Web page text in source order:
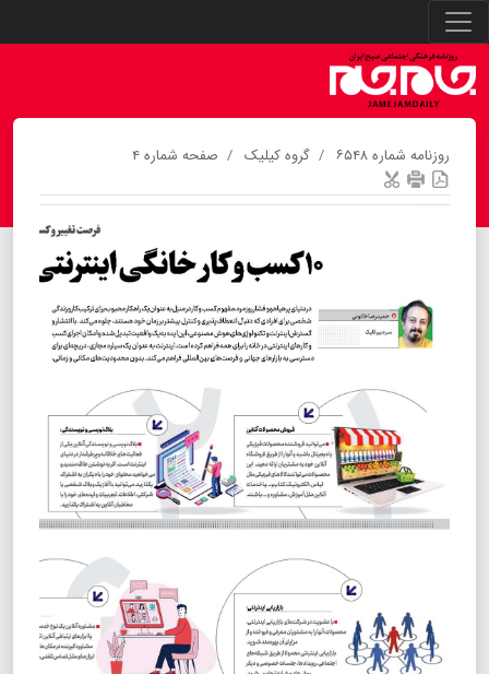
روزنامه شماره ۶۵۴۸ گروه کیلیک صفحه شماره ۴